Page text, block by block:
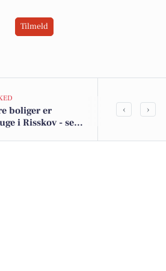
Tilmeld
boliger er
i Risskov - se
Top 6 over
‹ ›